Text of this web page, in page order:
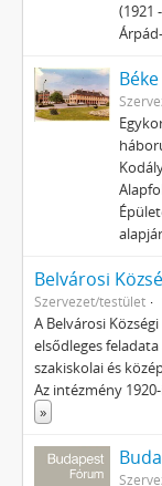
(1921
Belvárosi
Szervezet/testület
A Belvárosi
elsődleges
szakiskolai és
Az intézmény
»